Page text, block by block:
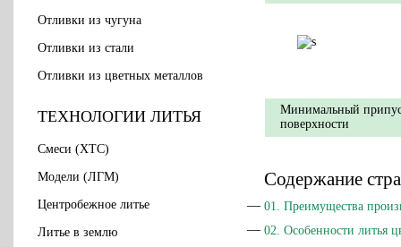
Отливки из чугуна
Отливки из стали
Отливки из цветных металлов
ТЕХНОЛОГИИ ЛИТЬЯ
Смеси (ХТС)
Модели (ЛГМ)
Центробежное литье
Литье в землю
Минимальный
поверхности
Содержание
01.Преимущества
02.Особенности литья